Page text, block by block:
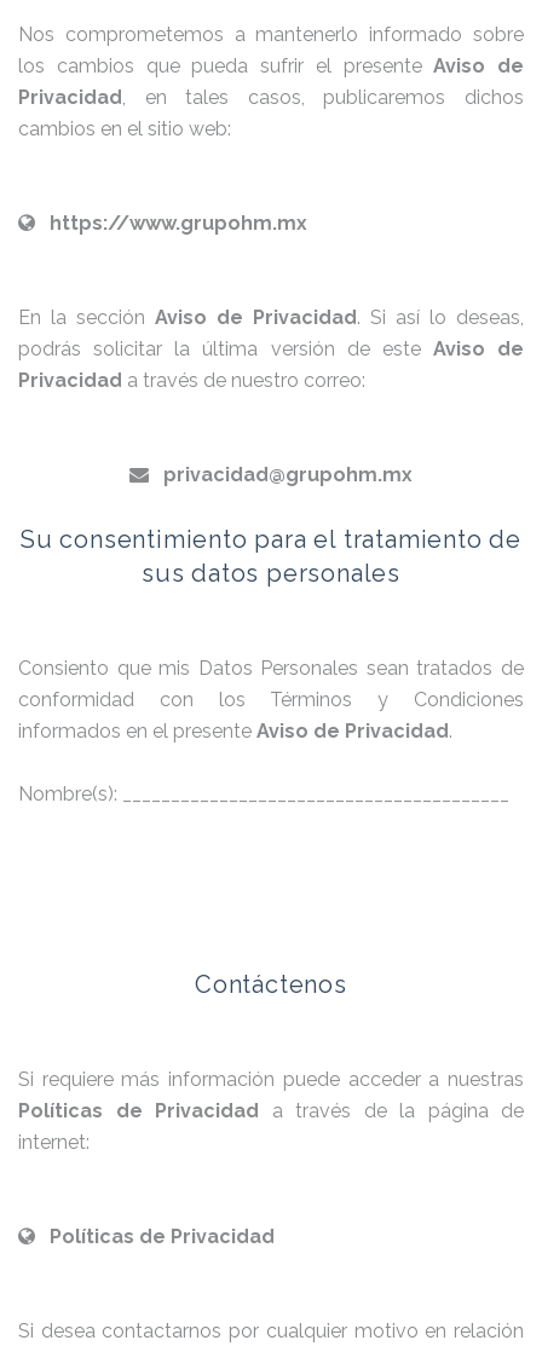
Nos comprometemos a mantenerlo informado sobre
los cambios que pueda sufrir el presenteAviso de
Privacidad, en tales casos, publicaremos dichos
cambios en el sitio web:
https://www.grupohm.mx
En la sección Aviso de Privacidad. Si así lo deseas,
podrás solicitar la última versión de este Aviso de
Privacidad a través de nuestro correo:
privacidad@grupohm.mx
Su consentimiento para el tratamiento de
sus datos personales
Consiento que mis Datos Personales sean tratados de
conformidad con los Términos y Condiciones
informados en el presente Aviso de Privacidad.
Nombre(s): ________________________________________
Contáctenos
Si requiere más información puede acceder a nuestras
Políticas de Privacidad
a través de la página de
internet:
Políticas de Privacidad
Si desea contactarnos por cualquier motivo en relación